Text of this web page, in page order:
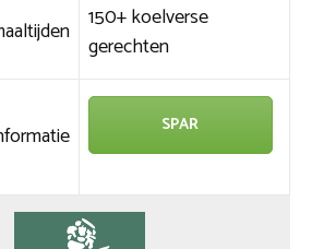
150+ koelverse
gerechten
SPAR